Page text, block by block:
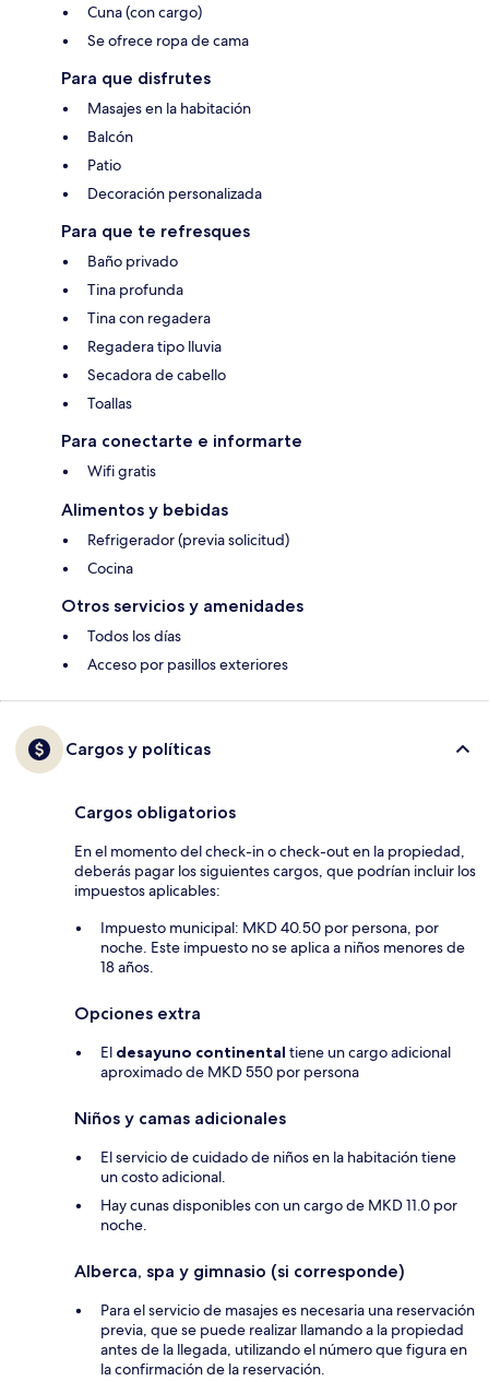
Cuna (con cargo)
Se ofrece ropa de cama
Para que disfrutes
Masajes en la habitación
Balcón
Patio
Decoración personalizada
Para que te refresques
Baño privado
Tina profunda
Tina con regadera
Regadera tipo lluvia
Secadora de cabello
Toallas
Para conectarte e informarte
Wifi gratis
Alimentos y bebidas
Refrigerador (previa solicitud)
Cocina
Otros servicios y amenidades
Todos los días
Acceso por pasillos exteriores
Cargos y políticas
Cargos obligatorios
En el momento del check-in o check-out en la propiedad,
deberás pagar los siguientes cargos, que podrían incluir los
impuestos aplicables:
Impuesto municipal: MKD 40.50 por persona, por
noche. Este impuesto no se aplica a niños menores de
18 años.
Opciones extra
El desayuno continental tiene un cargo adicional
aproximado de MKD 550 por persona
Niños y camas adicionales
El servicio de cuidado de niños en la habitación tiene
un costo adicional.
Hay cunas disponibles con un cargo de MKD 11.0 por
noche.
Alberca, spa y gimnasio (si corresponde)
Para el servicio de masajes es necesaria una reservación
previa, que se puede realizar llamando a la propiedad
antes de la llegada, utilizando el número que figura en
la confirmación de la reservación.